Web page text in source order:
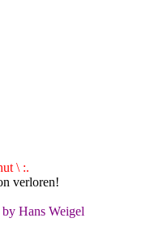
\ :.
verloren!
by Hans Weigel